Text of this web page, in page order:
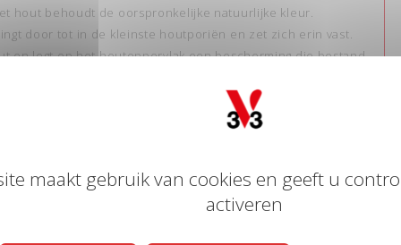
hout behoudt de oorspronkelijke natuurlijke kleur.
door tot in de kleinste houtporiën en zet zich erin vast.
en legt op het houtoppervlak een bescherming die bestand
beloop.
parket voor lange tijd en heeft geen specifiek
maakt gebruik van cookies en geeft u
activeren